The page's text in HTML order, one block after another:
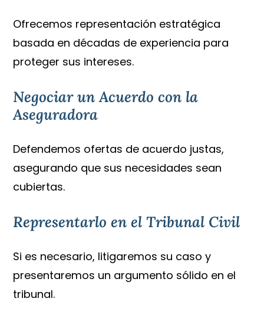
Ofrecemos representación estratégica
basada en décadas de experiencia para
proteger sus intereses.
Negociar un Acuerdo con la
Aseguradora
Defendemos ofertas de acuerdo justas,
asegurando que sus necesidades sean
cubiertas.
Representarlo en el Tribunal Civil
Si es necesario, litigaremos su caso y
presentaremos un argumento sólido en el
tribunal.